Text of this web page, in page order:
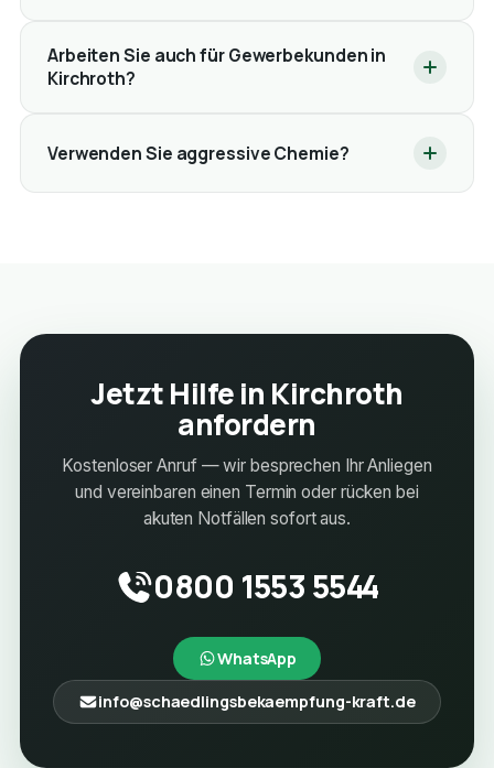
Arbeiten Sie auch für Gewerbekunden in
Kirchroth?
Verwenden Sie aggressive Chemie?
Jetzt Hilfe in Kirchroth
anfordern
Kostenloser Anruf — wir besprechen Ihr Anliegen
und vereinbaren einen Termin oder rücken bei
akuten Notfällen sofort aus.
0800 1553 5544
WhatsApp
info@schaedlingsbekaempfung-kraft.de